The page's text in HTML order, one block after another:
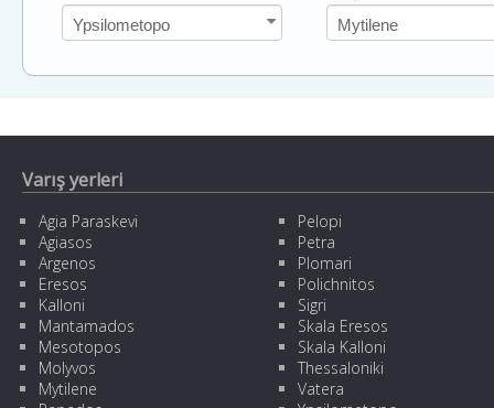
Varış yerleri
Agia Paraskevi
Agiasos
Argenos
Eresos
Kalloni
Mantamados
Mesotopos
Molyvos
Mytilene
Pelopi
Petra
Plomari
Polichnitos
Sigri
Skala Eresos
Skala Kalloni
Thessaloniki
Vatera